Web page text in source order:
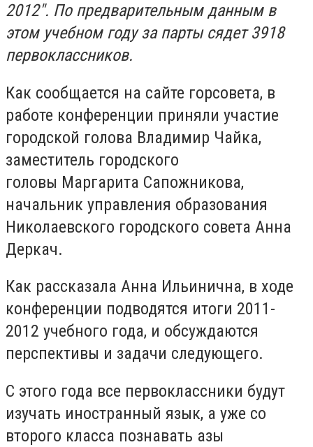
2012". По предварительным данным в
этом учебном году за парты сядет 3918
первоклассников.
Как сообщается на сайте горсовета, в
работе конференции приняли участие
городской голова Владимир Чайка,
заместитель городского
головы Маргарита Сапожникова,
начальник управления образования
Николаевского городского совета Анна
Деркач.
Как рассказала Анна Ильинична, в ходе
конференции подводятся итоги 2011-
2012 учебного года, и обсуждаются
перспективы и задачи следующего.
С этого года все первоклассники будут
изучать иностранный язык, а уже со
второго класса познавать азы